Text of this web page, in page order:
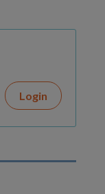
Login